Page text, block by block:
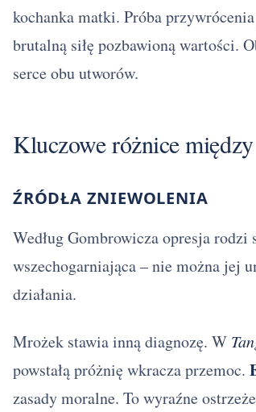
kochanka matki. Próba
brutalną siłę pozbawioną wartości.
serce obu utworów.
Kluczowe różnice
ŹRÓDŁA ZNIEWOLENIA
Według Gombrowicza opresja
wszechogarniająca – nie można jej
działania.
Mrożek stawia inną diagnozę. W
powstałą próżnię wkracza przemoc.
zasady moralne. To wyraźne